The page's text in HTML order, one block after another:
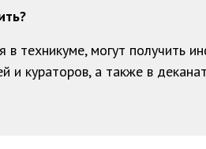
в техникуме, могут получить
и кураторов, а также в